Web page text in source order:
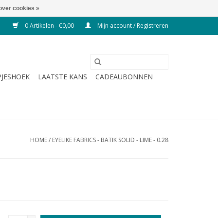
0 Artikelen - €0,00 Mijn account / Registreren
LAATSTE KANS
CADEAUBONNEN
HOME/ EYELIKE FABRICS - BATIK SOLID - LIME - 0.28
cookies »